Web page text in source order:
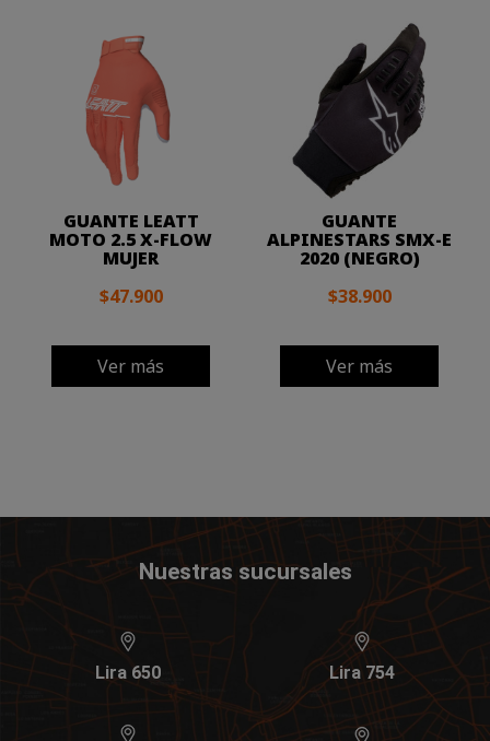
GUANTE LEATT
MOTO 2.5 X-FLOW
MUJER
$47.900
Ver más
GUANTE
ALPINESTARS SMX-E
2020 (NEGRO)
$38.900
Ver más
Nuestras sucursales
Lira 650 Lira 754